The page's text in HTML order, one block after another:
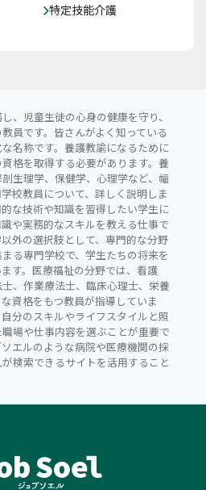
特定技能介護
、児童生徒の心身の健康を守り、
員です。皆さんがよく知っている
な名称です。養護教諭になるために
格を取得する必要があります。養
生理学、保健学、心理学など、幅
校教員について、詳しく説明しま
な技術や知識を習得したい学生に
や実務的なスキルを教える仕事で
外の選択肢として、専門的な分野
る専門学校で、学生たちの将来を
す。医療福祉の分野では、看護
、作業療法士、臨床心理士、栄養
資格をもつ教員が指導していま
分のスキルやライフスタイルと照
場や仕事内容を選ぶことが重要で
エルのような病院や医療機関の採
検索できるサイトを活用すること